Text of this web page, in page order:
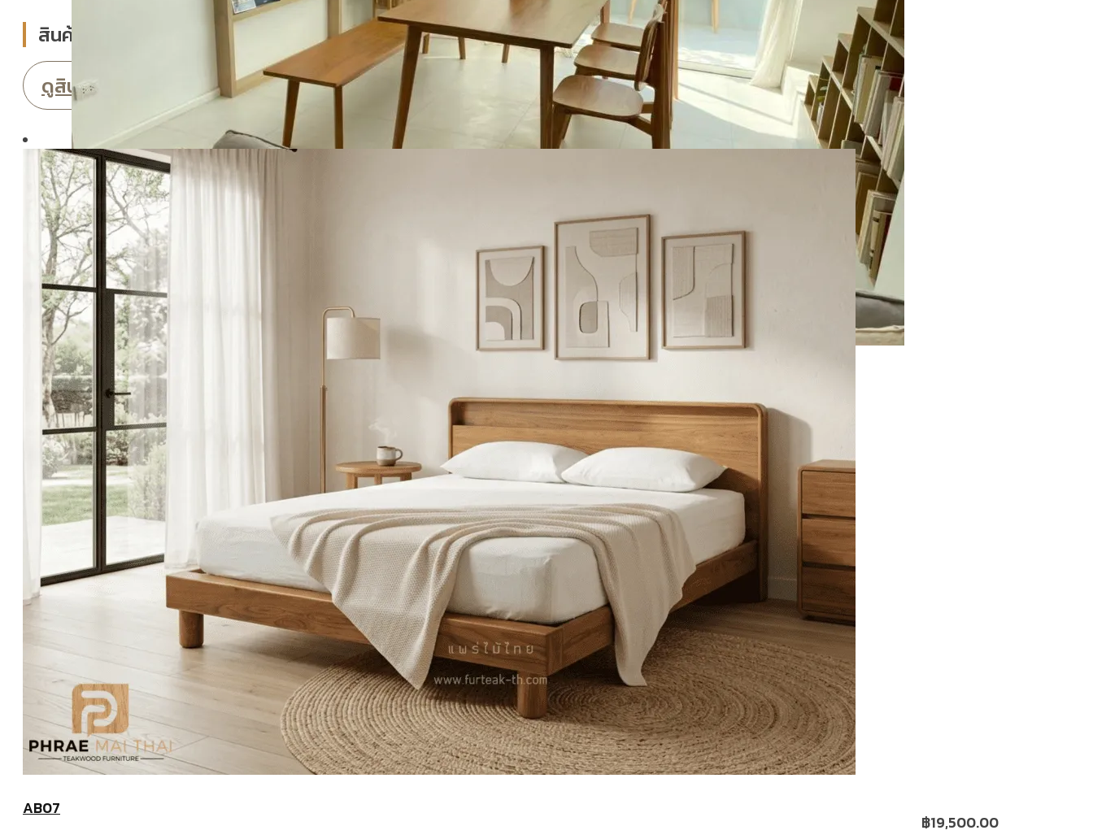
21 กรกฎาคม 2025
จัดโต๊ะอาหารตามหลักฮวงจุ้ย
อ่านต่อ
เกี่ยวกับเรา (ABOUT US)
ประวัติแพร่ไม้ไทย (COMPANY BACKGROUND)
ลูกค้าและพาร์ทเนอร์ (OUR CUSTOMERS)
โรงงานแพร่ไม้ไทย (FACTORY)
ผลงาน (ACHIVEMENT)
รีวิวลูกค้า (REVIEW)
ข่าวสารและบทความ (ARTICLE)
ติดต่อเรา (CONTACT)
คำถามที่พบบ่อย (FAQ)
English
ไทย
สินค้าขายดี
ดูสินค้าทั้งหมด
AB07
฿19,500.00